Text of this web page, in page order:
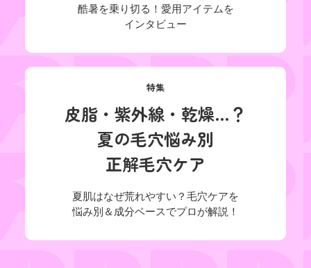
酷暑を乗り切る！愛用アイテムを
インタビュー
特集
皮脂・紫外線・乾燥…？
夏の毛穴悩み別
正解毛穴ケア
夏肌はなぜ荒れやすい？毛穴ケアを
悩み別＆成分ベースでプロが解説！